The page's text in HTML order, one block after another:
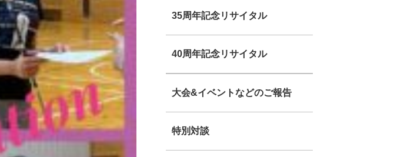
35周年記念リサイタル
40周年記念リサイタル
大会&イベントなどのご報告
特別対談